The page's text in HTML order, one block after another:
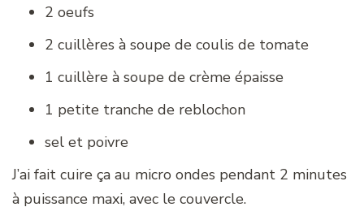
2 oeufs
2 cuillères à soupe de coulis de tomate
1 cuillère à soupe de crème épaisse
1 petite tranche de reblochon
sel et poivre
J’ai fait cuire ça au micro ondes pendant 2 minutes
à puissance maxi, avec le couvercle.